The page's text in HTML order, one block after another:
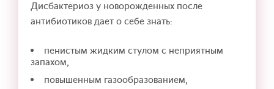
Дисбактериоз у новорожденных после
антибиотиков дает о себе знать:
пенистым жидким стулом с неприятным
запахом,
повышенным газообразованием,